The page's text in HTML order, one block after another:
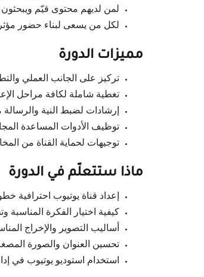
لمن لديهم محتوى قيّم
لكل من يسعى لبناء حضور
مميزات الدورة
تركيز على الجانب العملي
تغطية شاملة لكافة مراحل
إرشادات لضبط النية
توظيف الأدوات المساعدة
توجيهات لحماية القناة من
ماذا ستتعلّم في الدورة
إعداد قناة يوتيوب احترافية
كيفية اختيار الفكرة المناسبة
أساليب التصوير والإخراج
تحسين العنوان والصورة
استخدام استوديو يوتيوب في